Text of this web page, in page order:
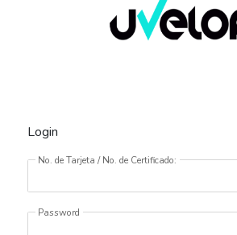
Login
No. de Tarjeta / No. de Certificado:
Password